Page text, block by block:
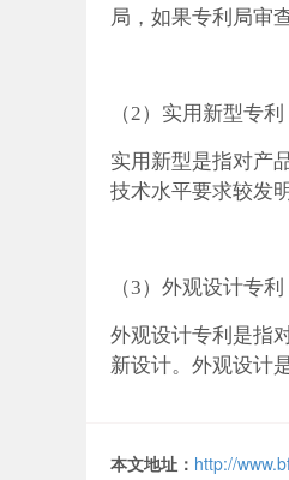
局，如果专利局审
（2） 实用新型专利
实用新型是指对产
技术水平要求较发
（3） 外观设计专利
外观设计专利是指
新设计。外观设计
本文地址： http://